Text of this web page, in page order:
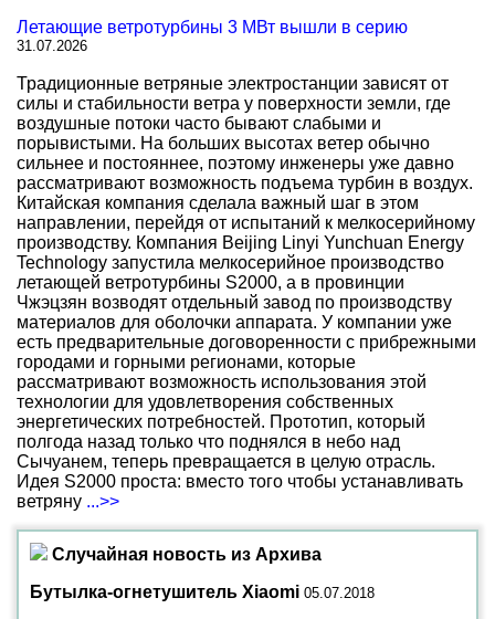
Летающие ветротурбины 3 МВт вышли в серию
31.07.2026
Традиционные ветряные электростанции зависят от
силы и стабильности ветра у поверхности земли, где
воздушные потоки часто бывают слабыми и
порывистыми. На больших высотах ветер обычно
сильнее и постояннее, поэтому инженеры уже давно
рассматривают возможность подъема турбин в воздух.
Китайская компания сделала важный шаг в этом
направлении, перейдя от испытаний к мелкосерийному
производству. Компания Beijing Linyi Yunchuan Energy
Technology запустила мелкосерийное производство
летающей ветротурбины S2000, а в провинции
Чжэцзян возводят отдельный завод по производству
материалов для оболочки аппарата. У компании уже
есть предварительные договоренности с прибрежными
городами и горными регионами, которые
рассматривают возможность использования этой
технологии для удовлетворения собственных
энергетических потребностей. Прототип, который
полгода назад только что поднялся в небо над
Сычуанем, теперь превращается в целую отрасль.
Идея S2000 проста: вместо того чтобы устанавливать
ветряну ...>>
Случайная новость из Архива
Бутылка-огнетушитель Xiaomi 05.07.2018